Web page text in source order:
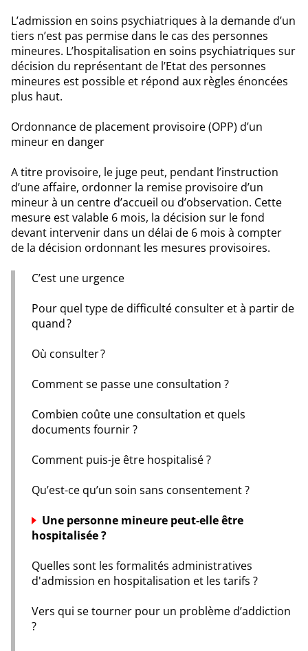
L’admission en soins psychiatriques à la demande d’un
tiers n’est pas permise dans le cas des personnes
mineures. L’hospitalisation en soins psychiatriques sur
décision du représentant de l’Etat des personnes
mineures est possible et répond aux règles énoncées
plus haut.
Ordonnance de placement provisoire (OPP) d’un
mineur en danger
A titre provisoire, le juge peut, pendant l’instruction
d’une affaire, ordonner la remise provisoire d’un
mineur à un centre d’accueil ou d’observation. Cette
mesure est valable 6 mois, la décision sur le fond
devant intervenir dans un délai de 6 mois à compter
de la décision ordonnant les mesures provisoires.
C’est une urgence
Pour quel type de difficulté consulter et à partir de
quand ?
Où consulter ?
Comment se passe une consultation ?
Combien coûte une consultation et quels
documents fournir ?
Comment puis-je être hospitalisé ?
Qu’est-ce qu’un soin sans consentement ?
Une personne mineure peut-elle être
hospitalisée ?
Quelles sont les formalités administratives
d'admission en hospitalisation et les tarifs ?
Vers qui se tourner pour un problème d’addiction
?